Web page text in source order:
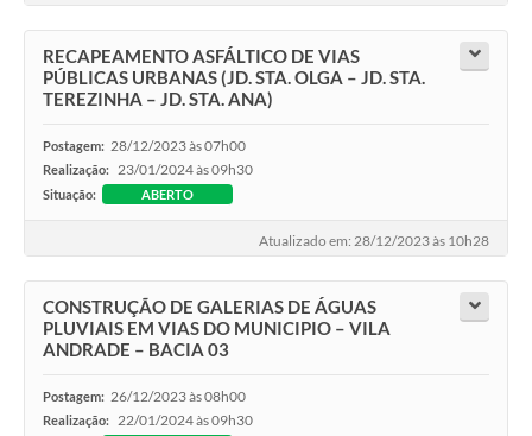
RECAPEAMENTO ASFÁLTICO DE VIAS
PÚBLICAS URBANAS (JD. STA. OLGA – JD. STA.
TEREZINHA – JD. STA. ANA)
Postagem: 28/12/2023 às 07h00
Realização: 23/01/2024 às 09h30
Situação: ABERTO
Atualizado em: 28/12/2023 às 10h28
CONSTRUÇÃO DE GALERIAS DE ÁGUAS
PLUVIAIS EM VIAS DO MUNICIPIO – VILA
ANDRADE – BACIA 03
Postagem: 26/12/2023 às 08h00
Realização: 22/01/2024 às 09h30